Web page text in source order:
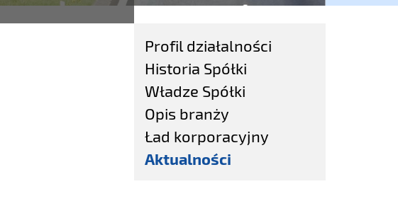
Profil działalności
Historia Spółki
Władze Spółki
Opis branży
Ład korporacyjny
Aktualności